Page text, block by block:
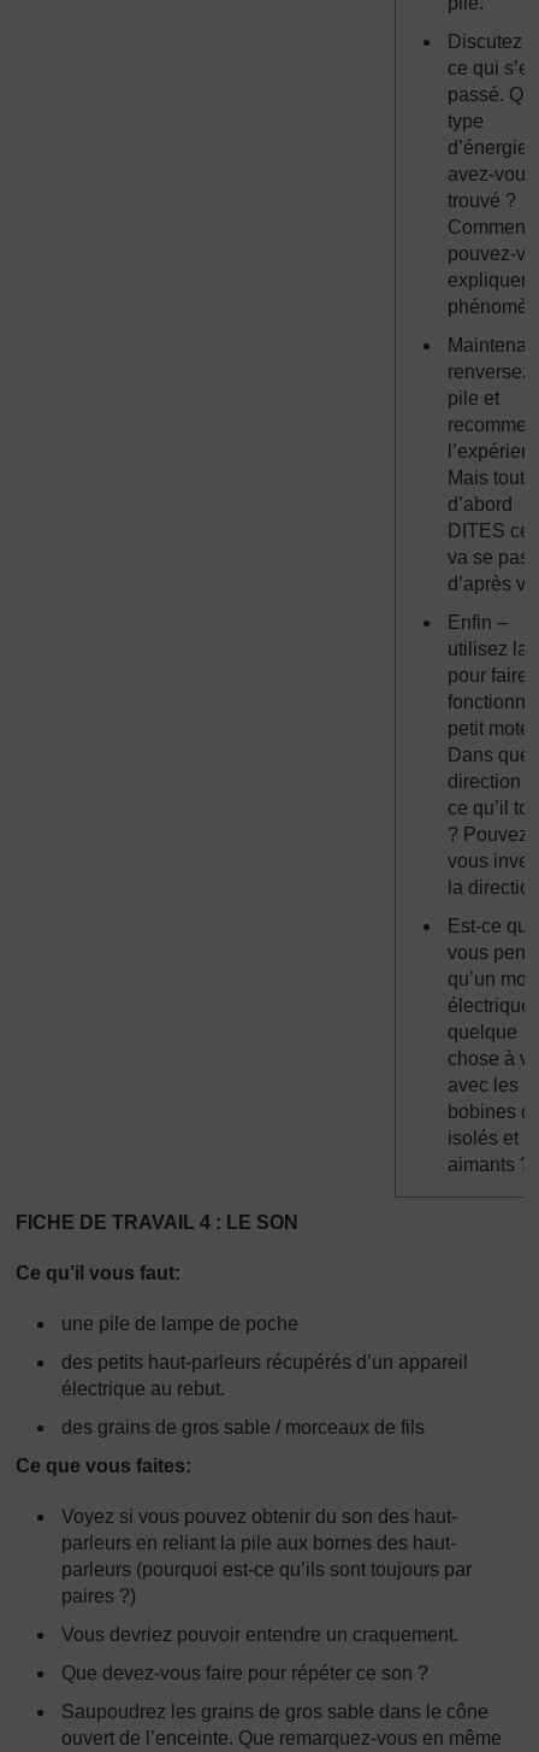
Discutez
ce qui
passé.
type
d’énergie
avez-vous
trouvé ?
Comment
pouvez-
expliquer
renversez
pile et
Mais tout
d’abord
DITES ce
va se
d’après
Enfin –
utilisez la
pour faire
petit
Dans
direction
ce qu’il
? Pouvez-
vous
la
Est-ce que
vous
qu’un
électrique
quelque
chose à
avec les
bobines
isolés et
aimants ?
FICHE DE TRAVAIL 4 : LE SON
Ce qu’il vous faut:
une pile de lampe de poche
des petits haut-parleurs récupérés d’un appareil
électrique au rebut.
des grains de gros sable / morceaux de fils
Ce que vous faites:
Voyez si vous pouvez obtenir du son des haut-
parleurs en reliant la pile aux bornes des haut-
parleurs (pourquoi est-ce qu’ils sont toujours par
paires ?)
Vous devriez pouvoir entendre un craquement.
Que devez-vous faire pour répéter ce son ?
Saupoudrez les grains de gros sable dans le cône
ouvert de l’enceinte. Que remarquez-vous en même